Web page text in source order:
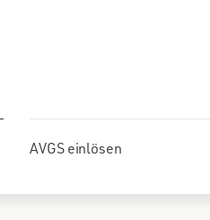
AVGS einlösen